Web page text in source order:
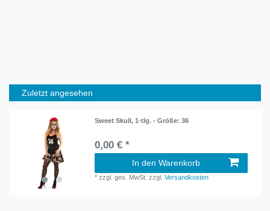
Zuletzt angesehen
Sweet Skull, 1-tlg. - Größe: 36
0,00 € *
In den Warenkorb
*zzgl. ges. MwSt. zzgl.Versandkosten